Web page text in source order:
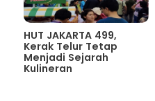
HUT JAKARTA 499,
Kerak Telur Tetap
Menjadi Sejarah
Kulineran